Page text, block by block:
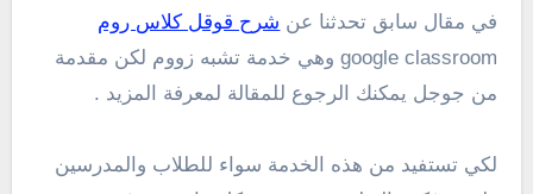
في مقال سابق تحدثنا عن شرح قوقل كلاس روم
google classroom وهي خدمة تشبه زووم لكن مقدمة
من جوجل يمكنك الرجوع للمقالة لمعرفة المزيد .
لكي تستفيد من هذه الخدمة سواء للطلاب والمدرسين